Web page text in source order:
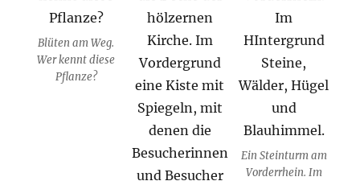
Blüten am Weg.
Wer kennt diese
Pflanze?
Ein Steinturm am
Vorderrhein. Im